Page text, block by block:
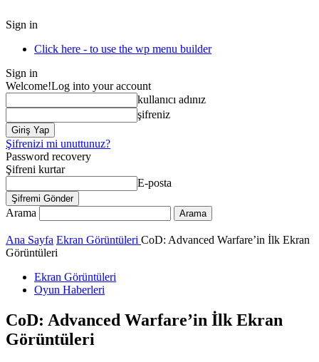
Sign in
Click here - to use the wp menu builder
Sign in
Welcome!Log into your account
kullanıcı adınız
şifreniz
Şifrenizi mi unuttunuz?
Password recovery
Şifreni kurtar
E-posta
Arama
Ana Sayfa Ekran Görüntüleri CoD: Advanced Warfare’in İlk Ekran
Görüntüleri
Ekran Görüntüleri
Oyun Haberleri
CoD: Advanced Warfare’in İlk Ekran
Görüntüleri